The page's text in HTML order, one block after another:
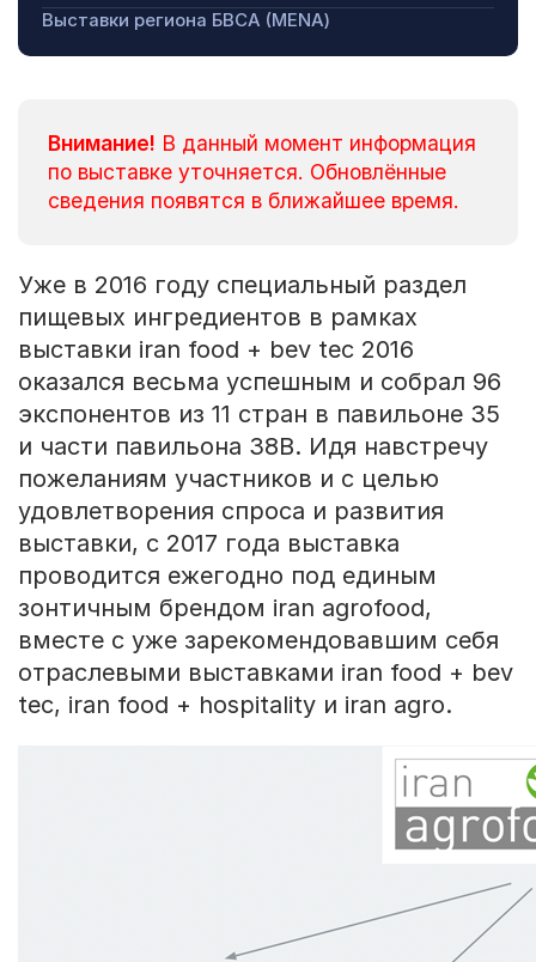
Выставки региона БВСА (MENA)
Внимание! В данный момент информация
по выставке уточняется. Обновлённые
сведения появятся в ближайшее время.
Уже в 2016 году специальный раздел
пищевых ингредиентов в рамках
выставки iran food + bev tec 2016
оказался весьма успешным и собрал 96
экспонентов из 11 стран в павильоне 35
и части павильона 38B. Идя навстречу
пожеланиям участников и с целью
удовлетворения спроса и развития
выставки, с 2017 года выставка
проводится ежегодно под единым
зонтичным брендом iran agrofood,
вместе с уже зарекомендовавшим себя
отраслевыми выставками iran food + bev
tec, iran food + hospitality и iran agro.